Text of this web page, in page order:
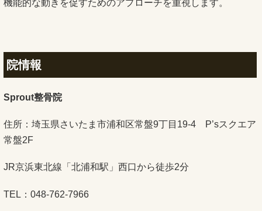
機能的な動きを促すためのアプローチを重視します。
院情報
Sprout整骨院
住所：埼玉県さいたま市浦和区常盤9丁目19-4 P’sスクエア
常盤2F
JR京浜東北線「北浦和駅」西口から徒歩2分
TEL：048-762-7966